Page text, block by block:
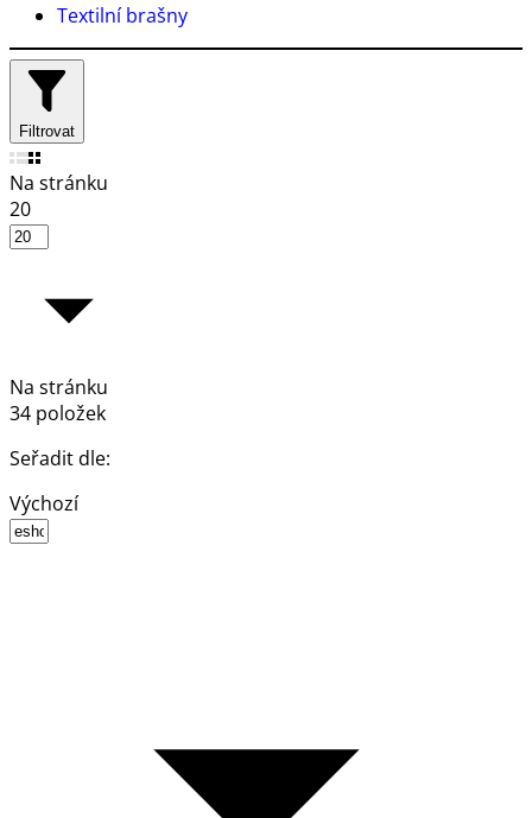
Textilní brašny
Filtrovat
Na stránku
20
Na stránku
34 položek
Seřadit dle:
Výchozí